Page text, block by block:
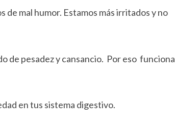
de mal humor. Estamos más irritados y no
de pesadez y cansancio. Por eso funciona
en tus sistema digestivo.